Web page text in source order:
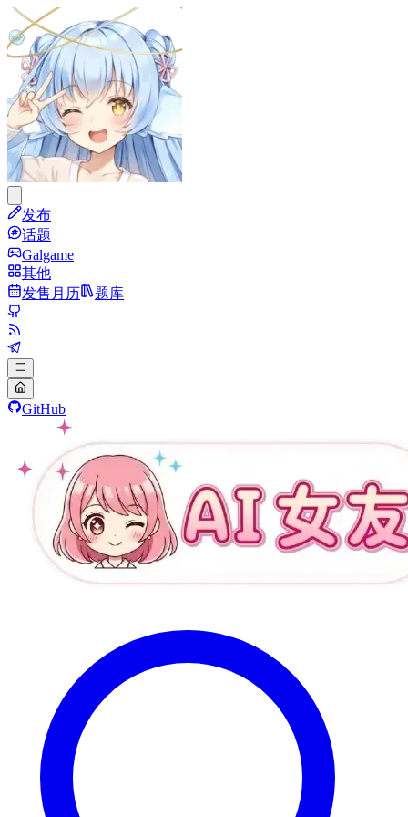
发布
话题
Galgame
其他
发售月历
题库
GitHub